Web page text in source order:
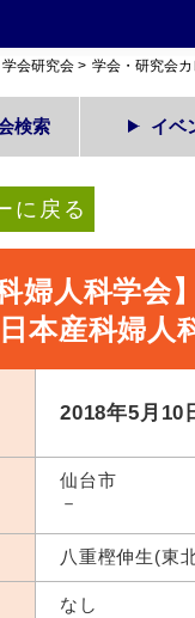
学会研究会 > 学会・研究会
検索 イベ
に戻る
婦人科学会】
本産科婦人
2018年5月10
仙台市
－
八重樫伸生(東
なし